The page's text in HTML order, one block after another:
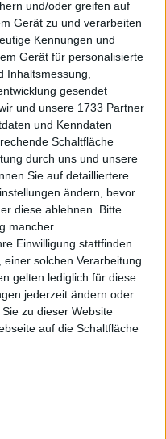
und/oder greifen auf
Gerät zu und verarbeiten
Kennungen und
Gerät für personalisierte
Inhaltsmessung,
gesendet
und unsere 1733 Partner
und Kenndaten
Schaltfläche
durch uns und unsere
Sie auf detailliertere
ändern, bevor
diese ablehnen.
Bitte
mancher
Einwilligung stattfinden
solchen Verarbeitung
gelten lediglich für diese
jederzeit ändern oder
zu dieser Website
auf die Schaltfläche
ersten
geben
die ihren
von der Nervosität